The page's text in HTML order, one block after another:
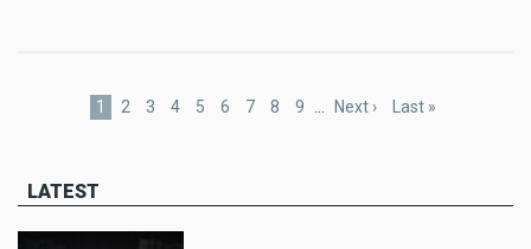
Current
1 Page
2 Page
3 Page
4 Page
5 Page
6 Page
7 Page
8 Page
9 …
Next
Next ›
Last
Last »
LATEST